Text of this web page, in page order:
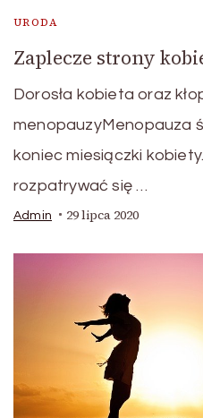
URODA
Zaplecze strony
Dorosła kobieta oraz
menopauzyMenopauza
koniec miesiączki
rozpatrywać się …
Admin 29 lipca 2020